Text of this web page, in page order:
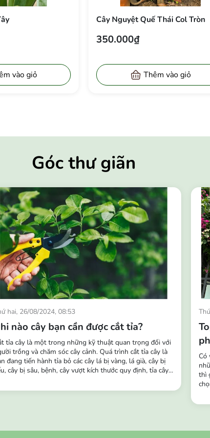
vào giỏ
Cây Nguyệt Quế Thái Col Tròn
350.000₫
Thêm vào giỏ
Góc thư giãn
hai, 26/08/2024, 08:53
nào cây bạn cần được cắt tỉa?
tỉa cây là một trong những kỹ thuật quan trọng đối với
trồng và chăm sóc cây cảnh. Quá trình cắt tỉa cây là
đang tiến hành tỉa bỏ các cây lá bị vàng, lá già, cây bị
cây bị sâu, bệnh, cây vượt kích thước quy định, tỉa cây
hoặc cây bị chết,... Tầm quan trọng của việc cắt tỉa
Có
thì